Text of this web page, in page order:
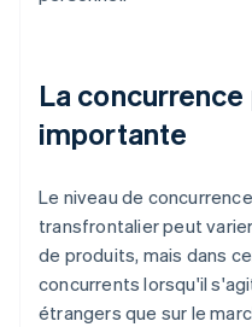
La
importante
Le niveau de
transfrontalier peut
de produits, mais dans
concurrents lorsqu'il
étrangers que sur le